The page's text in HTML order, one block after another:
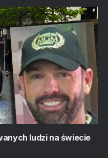
ludzi na świecie